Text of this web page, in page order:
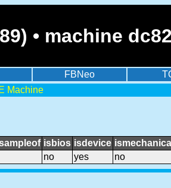
• machine
FBNeo
Machine
isbios isdevice ismechanical
no yes no